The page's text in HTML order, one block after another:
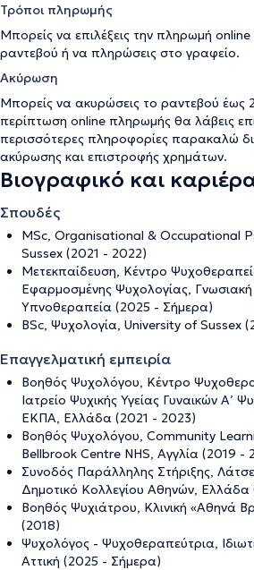
Τρόποι πληρωμής
Μπορείς να επιλέξεις την πληρωμή online
ραντεβού ή να πληρώσεις στο γραφείο.
Ακύρωση
Μπορείς να ακυρώσεις το ραντεβού έως
περίπτωση online πληρωμής θα λάβεις
περισσότερες πληροφορίες παρακαλώ
ακύρωσης και επιστροφής χρημάτων.
Βιογραφικό και
Σπουδές
MSc, Organisational & Occupational
Sussex (2021 - 2022)
Μετεκπαίδευση, Κέντρο
Εφαρμοσμένης Ψυχολογίας, Γνωσιακή
Υπνοθεραπεία (2025 - Σήμερα)
BSc, Ψυχολογία, University of Sussex
Επαγγελματική εμπειρία
Βοηθός Ψυχολόγου, Κέντρο
Ιατρείο Ψυχικής Υγείας Γυναικών Α’
ΕΚΠΑ, Ελλάδα (2021 - 2023)
Βοηθός Ψυχολόγου, Community
Bellbrook Centre NHS, Αγγλία (2019 -
Συνοδός Παράλληλης Στήριξης,
Δημοτικό Κολλεγίου Αθηνών,
Βοηθός Ψυχιάτρου, Κλινική «Αθηνά
(2018)
Ψυχολόγος - Ψυχοθεραπεύτρια,
Αττική (2025 - Σήμερα)